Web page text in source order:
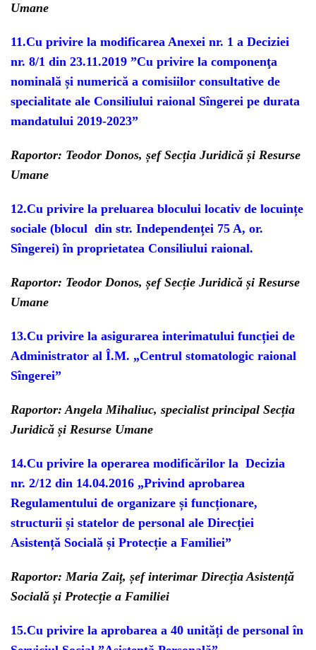
Umane
11.Cu privire la modificarea Anexei nr. 1 a Deciziei
nr. 8/1 din 23.11.2019 ”Cu privire la componenţa
nominală și numerică a comisiilor consultative de
specialitate ale Consiliului raional Sîngerei pe durata
mandatului 2019-2023”
Raportor: Teodor Donos, șef Secția Juridică și Resurse
Umane
12.Cu privire la preluarea blocului locativ de locuințe
sociale (blocul din str. Independenței 75 A, or.
Sîngerei) în proprietatea Consiliului raional.
Raportor: Teodor Donos, șef Secție Juridică și Resurse
Umane
13.Cu privire la asigurarea interimatului funcției de
Administrator al Î.M. „Centrul stomatologic raional
Sîngerei”
Raportor: Angela Mihaliuc, specialist principal Secția
Juridică și Resurse Umane
14.Cu privire la operarea modificărilor la Decizia
nr. 2/12 din 14.04.2016 „Privind aprobarea
Regulamentului de organizare și funcționare,
structurii și statelor de personal ale Direcției
Asistență Socială și Protecție a Familiei”
Raportor: Maria Zaiț, șef interimar Direcția Asistență
Socială și Protecție a Familiei
15.Cu privire la aprobarea a 40 unități de personal în